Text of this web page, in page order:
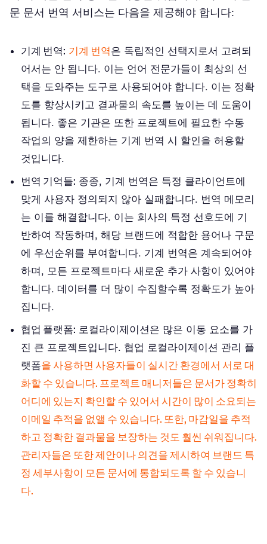
문 문서 번역 서비스는 다음을 제공해야 합니다:
기계 번역: 기계 번역은 독립적인 선택지로서 고려되
어서는 안 됩니다. 이는 언어 전문가들이 최상의 선
택을 도와주는 도구로 사용되어야 합니다. 이는 정확
도를 향상시키고 결과물의 속도를 높이는 데 도움이
됩니다. 좋은 기관은 또한 프로젝트에 필요한 수동
작업의 양을 제한하는 기계 번역 시 할인을 허용할
것입니다.
번역 기억들: 종종, 기계 번역은 특정 클라이언트에
맞게 사용자 정의되지 않아 실패합니다. 번역 메모리
는 이를 해결합니다. 이는 회사의 특정 선호도에 기
반하여 작동하며, 해당 브랜드에 적합한 용어나 구문
에 우선순위를 부여합니다. 기계 번역은 계속되어야
하며, 모든 프로젝트마다 새로운 추가 사항이 있어야
합니다. 데이터를 더 많이 수집할수록 정확도가 높아
집니다.
협업 플랫폼: 로컬라이제이션은 많은 이동 요소를 가
진 큰 프로젝트입니다. 협업 로컬라이제이션 관리 플
랫폼을 사용하면 사용자들이 실시간 환경에서 서로 대
화할 수 있습니다. 프로젝트 매니저들은 문서가 정확히
어디에 있는지 확인할 수 있어서 시간이 많이 소요되는
이메일 추적을 없앨 수 있습니다. 또한, 마감일을 추적
하고 정확한 결과물을 보장하는 것도 훨씬 쉬워집니다.
관리자들은 또한 제안이나 의견을 제시하여 브랜드 특
정 세부사항이 모든 문서에 통합되도록 할 수 있습니
다.